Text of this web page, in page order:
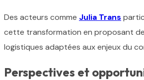
Des acteurs comme Julia Trans
cette transformation en proposant
logistiques adaptées aux enjeux du
Perspectives et